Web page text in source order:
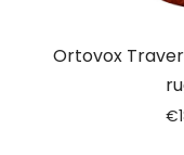
Ortovox
€